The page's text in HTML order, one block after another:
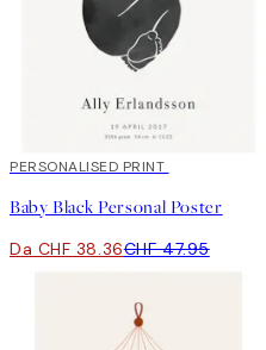
20%*
PERSONALISED PRINT
Baby Black Personal Poster
Da CHF 38.36CHF 47.95